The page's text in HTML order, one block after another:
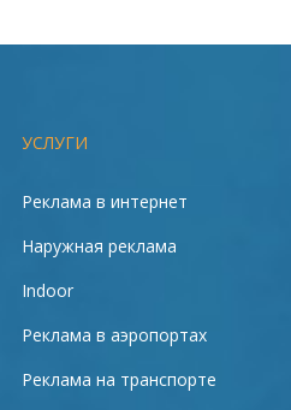
УСЛУГИ
Реклама в интернет
Наружная реклама
Indoor
Реклама в аэропортах
Реклама на транспорте